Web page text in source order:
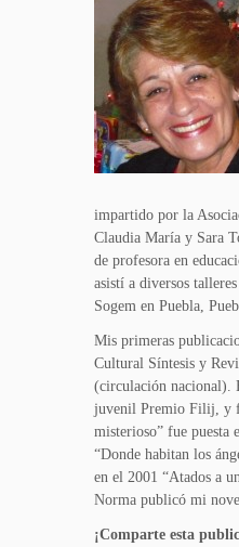
impartido por la
Claudia María y Sara
de profesora en
asistí a diversos
Sogem en Puebla,
Mis primeras
Cultural Síntesis y
(circulación nacional).
juvenil Premio Filij, y
misterioso” fue puesta
“Donde habitan los
en el 2001 “Atados a
Norma publicó mi
¡Comparte esta